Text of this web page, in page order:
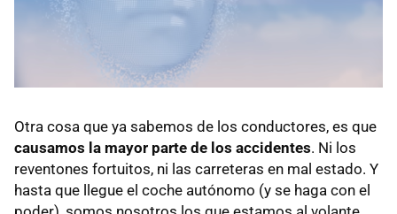
Otra cosa que ya sabemos de los conductores, es que
causamos la mayor parte de los accidentes. Ni los
reventones fortuitos, ni las carreteras en mal estado. Y
hasta que llegue el coche autónomo (y se haga con el